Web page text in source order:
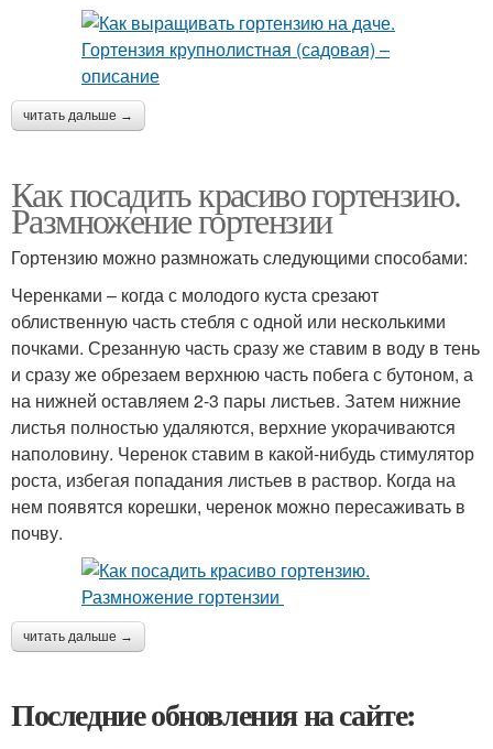
читать дальше →
Как посадить красиво гортензию.
Размножение гортензии
Гортензию можно размножать следующими способами:
Черенками – когда с молодого куста срезают
облиственную часть стебля с одной или несколькими
почками. Срезанную часть сразу же ставим в воду в тень
и сразу же обрезаем верхнюю часть побега с бутоном, а
на нижней оставляем 2-3 пары листьев. Затем нижние
листья полностью удаляются, верхние укорачиваются
наполовину. Черенок ставим в какой-нибудь стимулятор
роста, избегая попадания листьев в раствор. Когда на
нем появятся корешки, черенок можно пересаживать в
почву.
читать дальше →
Последние обновления на сайте: